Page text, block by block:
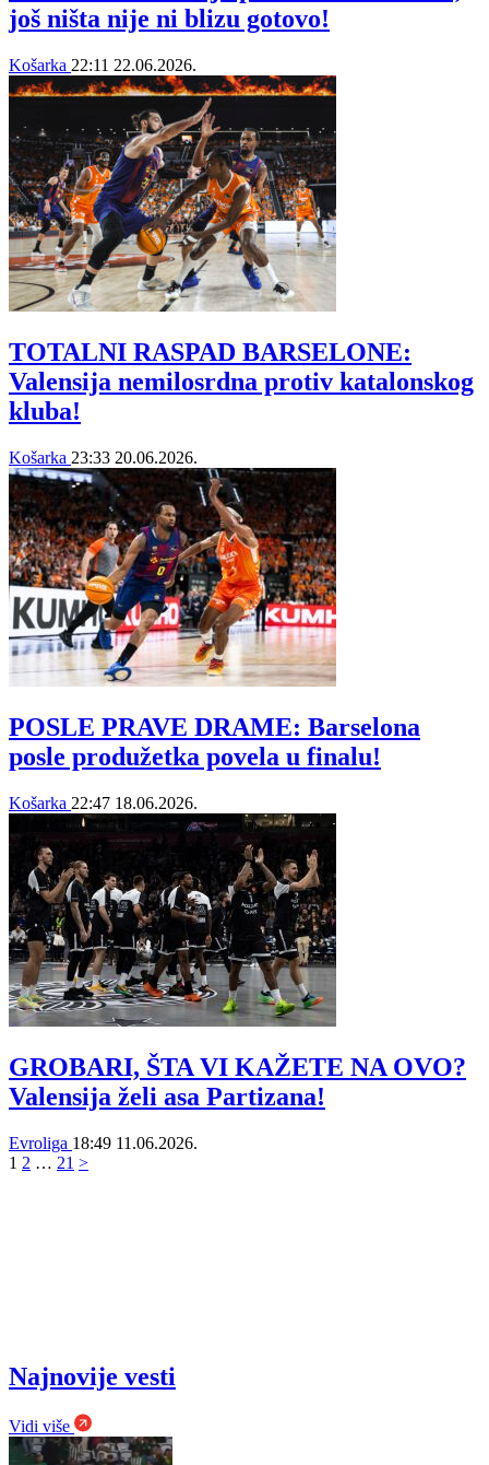
još ništa nije ni blizu gotovo!
Košarka 22:11 22.06.2026.
TOTALNI RASPAD BARSELONE:
Valensija nemilosrdna protiv katalonskog
kluba!
Košarka 23:33 20.06.2026.
POSLE PRAVE DRAME: Barselona
posle produžetka povela u finalu!
Košarka 22:47 18.06.2026.
GROBARI, ŠTA VI KAŽETE NA OVO?
Valensija želi asa Partizana!
Evroliga 18:49 11.06.2026.
1 2 … 21 >
Najnovije vesti
Vidi više